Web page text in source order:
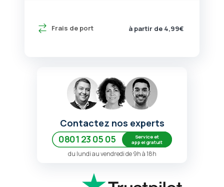
Frais de port à partir de 4,99€
Contactez nos experts
0801 23 05 05
Service et
appel gratuit
du lundi au vendredi de 9h à 18h